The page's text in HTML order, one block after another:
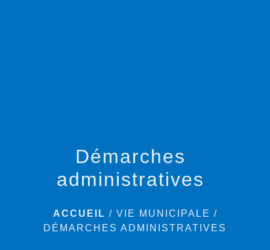
Démarches
administratives
ACCUEIL / VIE MUNICIPALE /
DÉMARCHES ADMINISTRATIVES